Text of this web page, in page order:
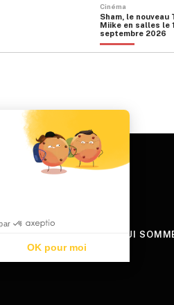
Cinéma
Sham, le nouveau
Miike en salles le
septembre 2026
QUI